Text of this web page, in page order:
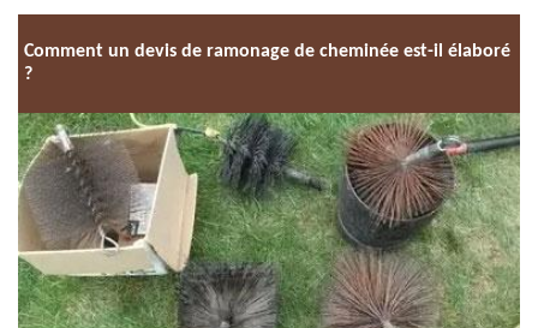
Comment un devis de ramonage de cheminée est-il élaboré
?